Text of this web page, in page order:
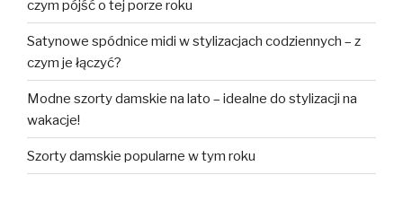
czym pójść o tej porze roku
Satynowe spódnice midi w stylizacjach codziennych – z
czym je łączyć?
Modne szorty damskie na lato – idealne do stylizacji na
wakacje!
Szorty damskie popularne w tym roku